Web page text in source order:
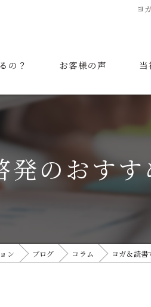
ヨ
の？ お客様の声 当
制作
のおす
ン ブログ コラム ヨガ＆読